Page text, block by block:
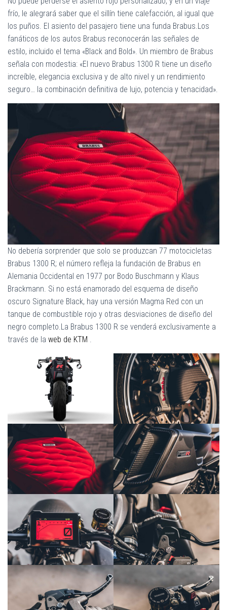
frío, le alegrará saber que el sillín tiene calefacción, al igual que
los puños. El asiento del pasajero tiene una funda Brabus.Los
fanáticos de los autos Brabus reconocerán las señales de
estilo, incluido el tema «Black and Bold». Un miembro de Brabus
señala con modestia: «El nuevo Brabus 1300 R tiene un diseño
increíble, elegancia exclusiva y de alto nivel y un rendimiento
seguro… la combinación definitiva de lujo, potencia y tenacidad».
No debería sorprender que solo se produzcan 77 motocicletas
Brabus 1300 R; el número refleja la fundación de Brabus en
Alemania Occidental en 1977 por Bodo Buschmann y Klaus
Brackmann. Si no está enamorado del esquema de diseño
oscuro Signature Black, hay una versión Magma Red con un
tanque de combustible rojo y otras desviaciones de diseño del
negro completo.La Brabus 1300 R se venderá exclusivamente a
través de la web de KTM